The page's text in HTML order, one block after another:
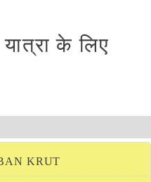
के लिए
BAN KRUT